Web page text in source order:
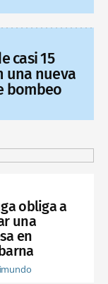
casi 15
una nueva
bombeo
obliga a
una
en